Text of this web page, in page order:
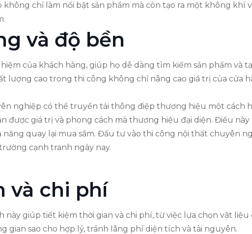
không chỉ làm nổi bật sản phẩm mà còn tạo ra một không khí
và độ bền
của khách hàng, giúp họ dễ dàng tìm kiếm sản phẩm và
lượng cao trong thi công không chỉ nâng cao giá trị của cửa
nghiệp có thể truyền tải thông điệp thương hiệu một cách
được giá trị và phong cách mà thương hiệu đại diện. Điều này
quay lại mua sắm. Đầu tư vào thi công nội thất chuyên
cạnh tranh ngày nay.
và chi phí
giúp tiết kiệm thời gian và chi phí, từ việc lựa chọn vật liệu
gian sao cho hợp lý, tránh lãng phí diện tích và tài nguyên.